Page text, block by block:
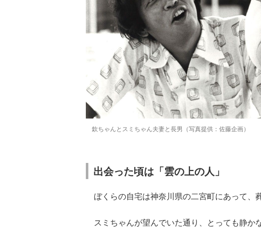
欽ちゃんとスミちゃん夫妻と長男（写真提供：佐藤企画）
出会った頃は「雲の上の人」
ぼくらの自宅は神奈川県の二宮町にあって、
スミちゃんが望んでいた通り、とっても静か